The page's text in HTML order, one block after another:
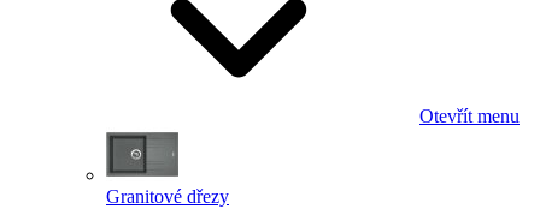
Otevřít menu
Granitové dřezy